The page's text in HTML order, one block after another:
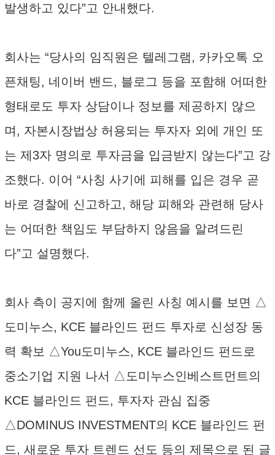
발생하고 있다”고 안내했다.
회사는 “당사의 임직원은 텔레그램, 카카오톡 오
픈채팅, 네이버 밴드, 블로그 등을 포함해 어떠한
형태로도 투자 상담이나 정보를 제공하지 않으
며, 자본시장법상 허용되는 투자자 외에 개인 또
는 제3자 명의로 투자금을 입금받지 않는다”고 강
조했다. 이어 “사칭 사기에 피해를 입은 경우 곧
바로 경찰에 신고하고, 해당 피해와 관련해 당사
는 어떠한 책임도 부담하지 않음을 알려드린
다”고 설명했다.
회사 측이 공지에 함께 올린 사칭 예시를 보면 △
도미누스, KCE 블라인드 펀드 투자로 신성장 동
력 확보 △You도미누스, KCE 블라인드 펀드로
중소기업 지원 나서 △도미누스인베스트먼트의
KCE 블라인드 펀드, 투자자 관심 집중
△DOMINUS INVESTMENT의 KCE 블라인드 펀
드, 새로운 투자 트렌드 선도 등의 제목으로 된 글